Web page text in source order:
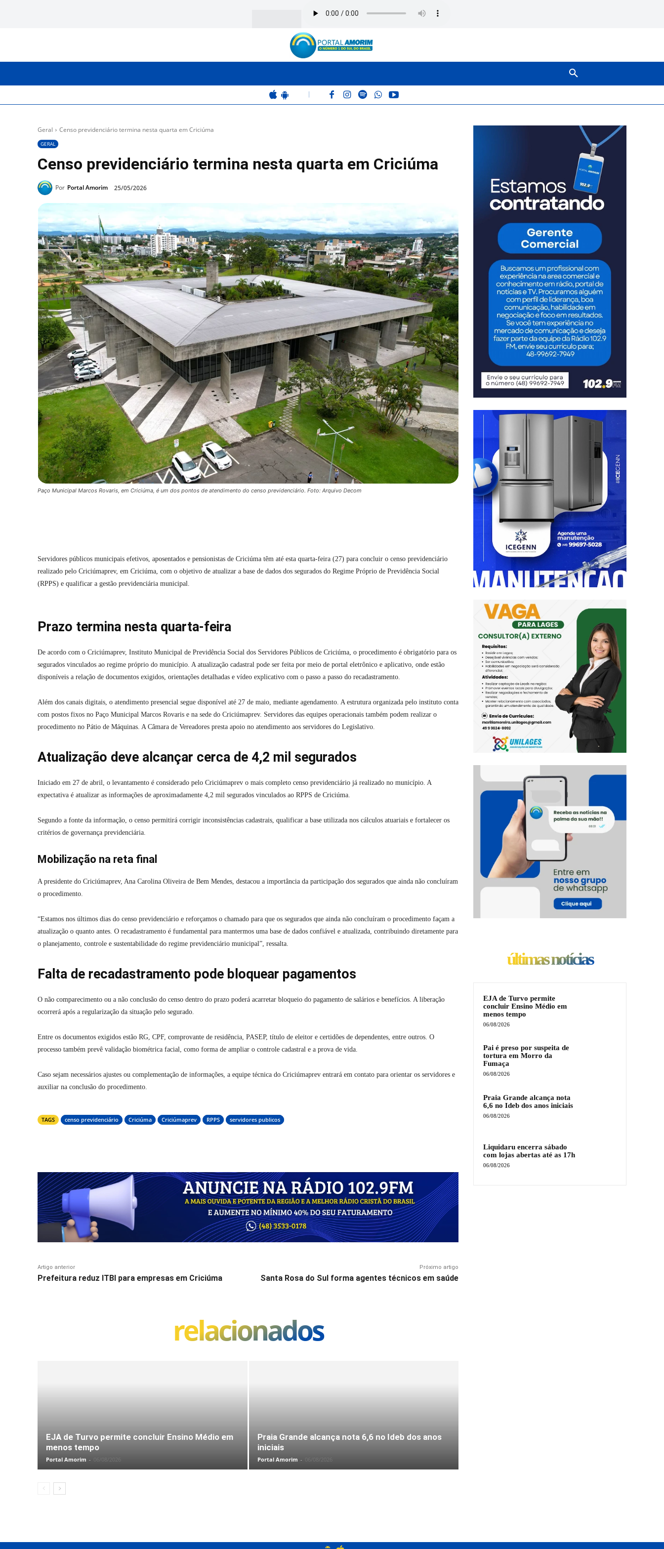
Geral Censo previdenciário termina nesta quarta em Criciúma
GERAL
Censo previdenciário termina nesta quarta em Criciúma
Por Portal Amorim 25/05/2026
Paço Municipal Marcos Rovaris, em Criciúma, é um dos pontos de atendimento do censo previdenciário. Foto: Arquivo Decom
Servidores públicos municipais efetivos, aposentados e pensionistas de Criciúma têm até esta quarta-feira (27) para concluir o censo previdenciário
realizado pelo Criciúmaprev, em Criciúma, com o objetivo de atualizar a base de dados dos segurados do Regime Próprio de Previdência Social
(RPPS) e qualificar a gestão previdenciária municipal.
Prazo termina nesta quarta-feira
De acordo com o Criciúmaprev, Instituto Municipal de Previdência Social dos Servidores Públicos de Criciúma, o procedimento é obrigatório para os
segurados vinculados ao regime próprio do município. A atualização cadastral pode ser feita por meio de portal eletrônico e aplicativo, onde estão
disponíveis a relação de documentos exigidos, orientações detalhadas e vídeo explicativo com o passo a passo do recadastramento.
Além dos canais digitais, o atendimento presencial segue disponível até 27 de maio, mediante agendamento. A estrutura organizada pelo instituto conta
com postos fixos no Paço Municipal Marcos Rovaris e na sede do Criciúmaprev. Servidores das equipes operacionais também podem realizar o
procedimento no Pátio de Máquinas. A Câmara de Vereadores presta apoio no atendimento aos servidores do Legislativo.
Atualização deve alcançar cerca de 4,2 mil segurados
Iniciado em 27 de abril, o levantamento é considerado pelo Criciúmaprev o mais completo censo previdenciário já realizado no município. A
expectativa é atualizar as informações de aproximadamente 4,2 mil segurados vinculados ao RPPS de Criciúma.
Segundo a fonte da informação, o censo permitirá corrigir inconsistências cadastrais, qualificar a base utilizada nos cálculos atuariais e fortalecer os
critérios de governança previdenciária.
Mobilização na reta final
A presidente do Criciúmaprev, Ana Carolina Oliveira de Bem Mendes, destacou a importância da participação dos segurados que ainda não concluíram
o procedimento.
“Estamos nos últimos dias do censo previdenciário e reforçamos o chamado para que os segurados que ainda não concluíram o procedimento façam a
atualização o quanto antes. O recadastramento é fundamental para mantermos uma base de dados confiável e atualizada, contribuindo diretamente para
o planejamento, controle e sustentabilidade do regime previdenciário municipal”, ressalta.
Falta de recadastramento pode bloquear pagamentos
O não comparecimento ou a não conclusão do censo dentro do prazo poderá acarretar bloqueio do pagamento de salários e benefícios. A liberação
ocorrerá após a regularização da situação pelo segurado.
Entre os documentos exigidos estão RG, CPF, comprovante de residência, PASEP, título de eleitor e certidões de dependentes, entre outros. O
processo também prevê validação biométrica facial, como forma de ampliar o controle cadastral e a prova de vida.
Caso sejam necessários ajustes ou complementação de informações, a equipe técnica do Criciúmaprev entrará em contato para orientar os servidores e
auxiliar na conclusão do procedimento.
TAGS censo previdenciário Criciúma Criciúmaprev RPPS servidores publicos
Artigo anterior
Prefeitura reduz ITBI para empresas em Criciúma
Próximo artigo
Santa Rosa do Sul forma agentes técnicos em saúde
relacionados
EJA de Turvo permite concluir Ensino Médio em
menos tempo
Portal Amorim - 06/08/2026
Praia Grande alcança nota 6,6 no Ideb dos anos
iniciais
Portal Amorim - 06/08/2026
últimas notícias
EJA de Turvo permite
concluir Ensino Médio em
menos tempo
06/08/2026
Pai é preso por suspeita de
tortura em Morro da
Fumaça
06/08/2026
Praia Grande alcança nota
6,6 no Ideb dos anos iniciais
06/08/2026
Liquidaru encerra sábado
com lojas abertas até as 17h
06/08/2026